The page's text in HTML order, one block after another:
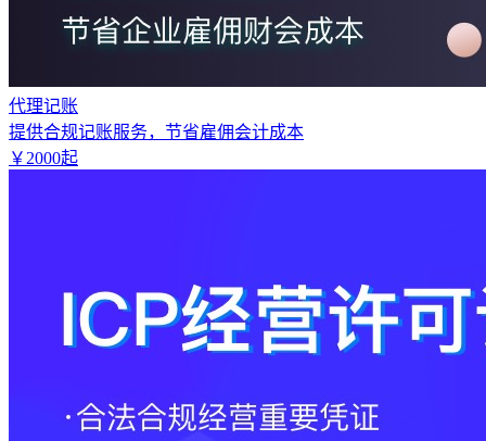
代理记账
提供合规记账服务，节省雇佣会计成本
￥ 2000起